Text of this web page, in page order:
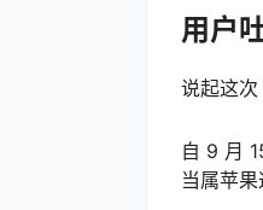
用户
说起这次
自 9 月
当属苹